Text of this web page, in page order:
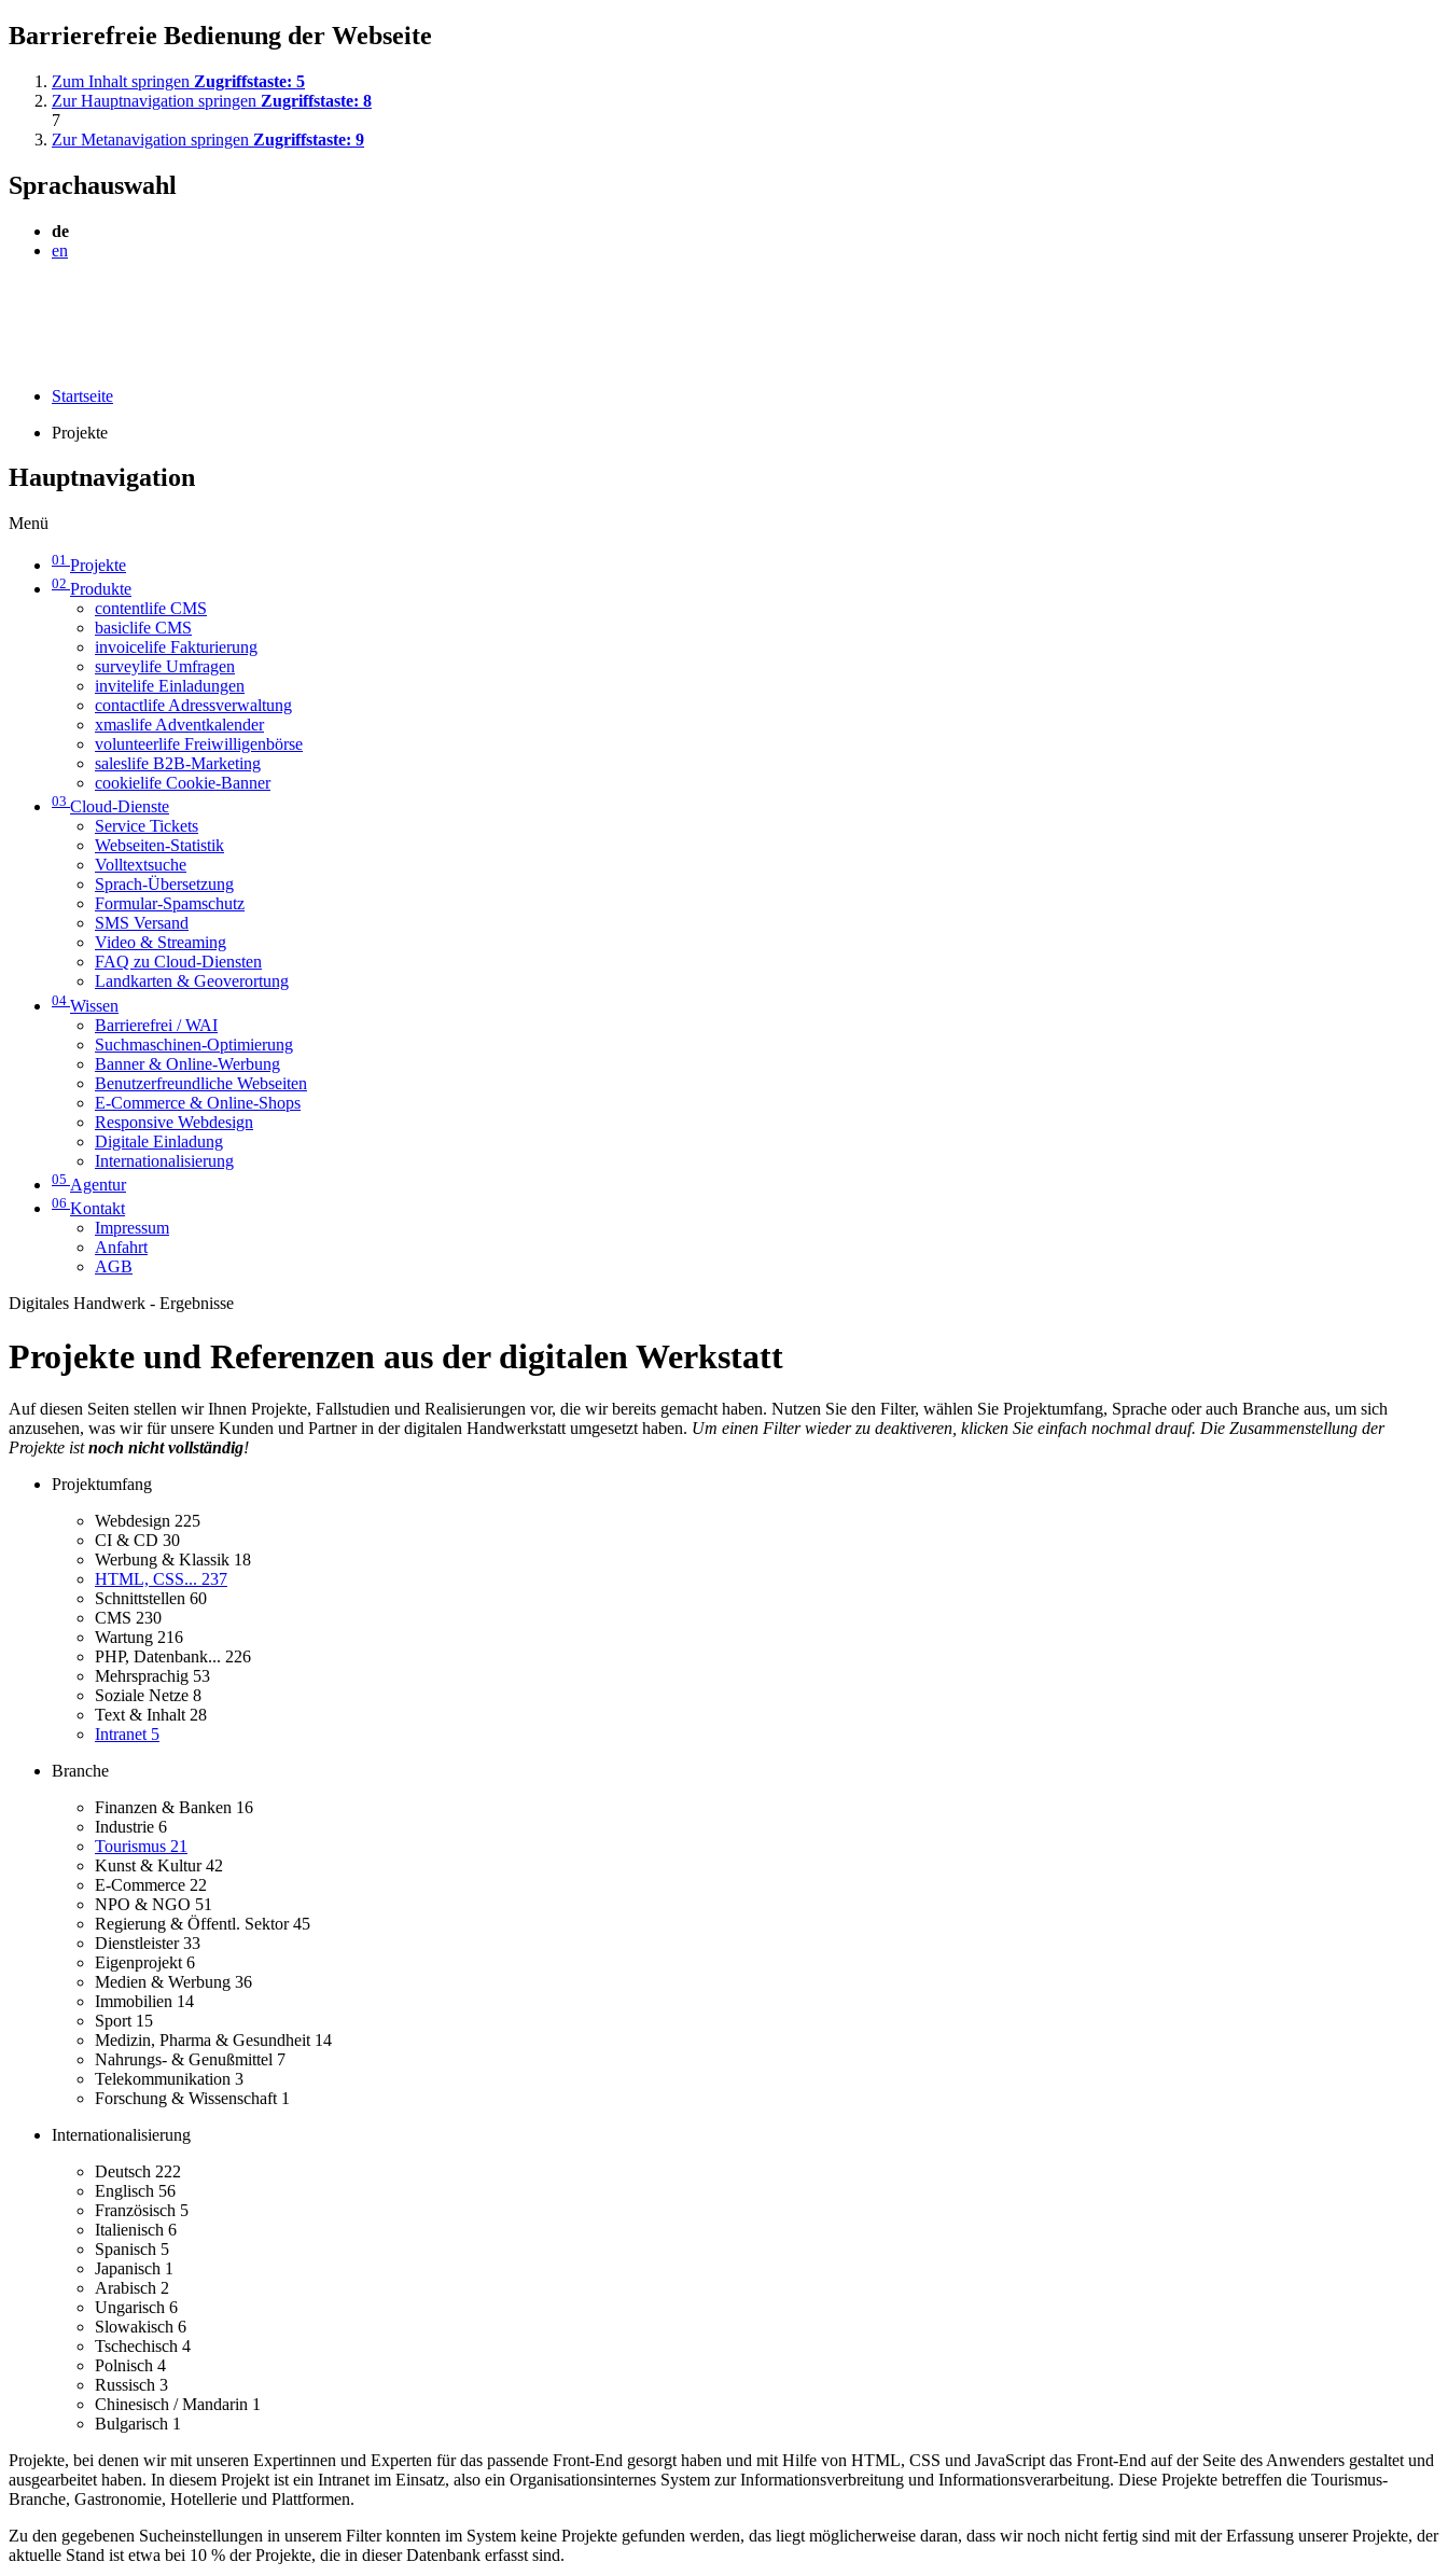
Barrierefreie Bedienung der Webseite
Zum Inhalt springen Zugriffstaste: 5
Zur Hauptnavigation springen Zugriffstaste: 8
7
Zur Metanavigation springen Zugriffstaste: 9
Sprachauswahl
de
en
Startseite
Projekte
Hauptnavigation
Menü
01 Projekte
02 Produkte
contentlife CMS
basiclife CMS
invoicelife Fakturierung
surveylife Umfragen
invitelife Einladungen
contactlife Adressverwaltung
xmaslife Adventkalender
volunteerlife Freiwilligenbörse
saleslife B2B-Marketing
cookielife Cookie-Banner
03 Cloud-Dienste
Service Tickets
Webseiten-Statistik
Volltextsuche
Sprach-Übersetzung
Formular-Spamschutz
SMS Versand
Video & Streaming
FAQ zu Cloud-Diensten
Landkarten & Geoverortung
04 Wissen
Barrierefrei / WAI
Suchmaschinen-Optimierung
Banner & Online-Werbung
Benutzerfreundliche Webseiten
E-Commerce & Online-Shops
Responsive Webdesign
Digitale Einladung
Internationalisierung
05 Agentur
06 Kontakt
Impressum
Anfahrt
AGB
Digitales Handwerk - Ergebnisse
Projekte und Referenzen aus der digitalen Werkstatt
Auf diesen Seiten stellen wir Ihnen Projekte, Fallstudien und Realisierungen vor, die wir bereits gemacht haben. Nutzen Sie den Filter, wählen Sie Projektumfang, Sprache oder auch Branche aus, um sich
anzusehen, was wir für unsere Kunden und Partner in der digitalen Handwerkstatt umgesetzt haben. Um einen Filter wieder zu deaktiveren, klicken Sie einfach nochmal drauf. Die Zusammenstellung der
Projekte istnoch nicht vollständig!
Projektumfang
Webdesign 225
CI & CD 30
Werbung & Klassik 18
HTML, CSS... 237
Schnittstellen 60
CMS 230
Wartung 216
PHP, Datenbank... 226
Mehrsprachig 53
Soziale Netze 8
Text & Inhalt 28
Intranet 5
Branche
Finanzen & Banken 16
Industrie 6
Tourismus 21
Kunst & Kultur42
E-Commerce 22
NPO & NGO 51
Regierung & Öffentl. Sektor45
Dienstleister33
Eigenprojekt 6
Medien & Werbung 36
Immobilien 14
Sport 15
Medizin, Pharma & Gesundheit 14
Nahrungs- & Genußmittel 7
Telekommunikation 3
Forschung & Wissenschaft 1
Internationalisierung
Deutsch 222
Englisch 56
Französisch 5
Italienisch 6
Spanisch 5
Japanisch 1
Arabisch 2
Ungarisch 6
Slowakisch 6
Tschechisch 4
Polnisch 4
Russisch 3
Chinesisch / Mandarin 1
Bulgarisch 1
Projekte, bei denen wir mit unseren Expertinnen und Experten für das passende Front-End gesorgt haben und mit Hilfe von HTML, CSS und JavaScript das Front-End auf der Seite des Anwenders gestaltet und
ausgearbeitet haben. In diesem Projekt ist ein Intranet im Einsatz, also ein Organisationsinternes System zur Informationsverbreitung und Informationsverarbeitung. Diese Projekte betreffen die Tourismus-
Branche, Gastronomie, Hotellerie und Plattformen.
Zu den gegebenen Sucheinstellungen in unserem Filter konnten im System keine Projekte gefunden werden, das liegt möglicherweise daran, dass wir noch nicht fertig sind mit der Erfassung unserer Projekte, der
aktuelle Stand ist etwa bei 10 % der Projekte, die in dieser Datenbank erfasst sind.